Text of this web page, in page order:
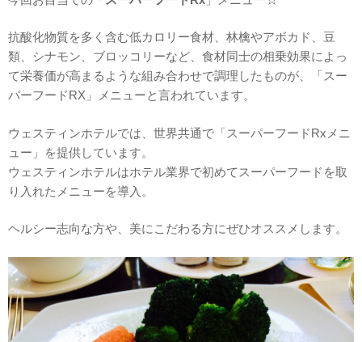
抗酸化物質を多く含む低カロリー食材、林檎やアボカド、豆
類、シナモン、ブロッコリーなど、食材同士の相乗効果によっ
て栄養価が高まるような組み合わせで調理したものが、「スー
パーフードRX」メニューと言われています。
ウェスティンホテルでは、世界共通で「スーパーフードRxメニ
ュー」を提供しています。
ウェスティンホテルはホテル業界で初めてスーパーフードを取
り入れたメニューを導入。
ヘルシー志向な方や、美にこだわる方にぜひオススメします。